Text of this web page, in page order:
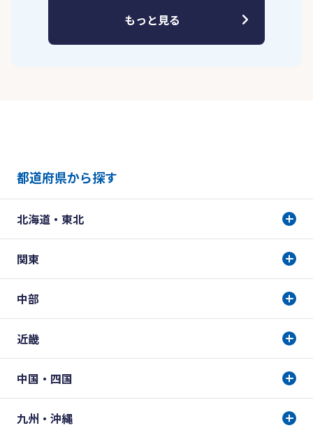
もっと見る
都道府県から探す
北海道・東北
関東
中部
近畿
中国・四国
九州・沖縄